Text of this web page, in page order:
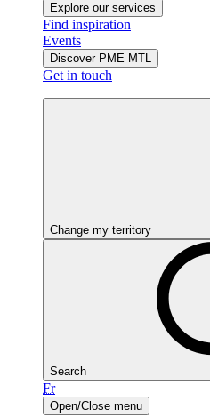
Explore our services
Find inspiration
Events
Discover PME MTL
Get in touch
Change my territory
Search
Fr
Open/Close menu